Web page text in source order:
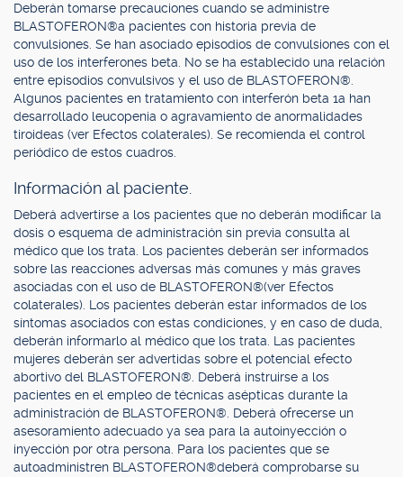
Deberán tomarse precauciones cuando se administre
BLASTOFERON®a pacientes con historia previa de
convulsiones. Se han asociado episodios de convulsiones con el
uso de los interferones beta. No se ha establecido una relación
entre episodios convulsivos y el uso de BLASTOFERON®.
Algunos pacientes en tratamiento con interferón beta 1a han
desarrollado leucopenia o agravamiento de anormalidades
tiroideas (ver Efectos colaterales). Se recomienda el control
periódico de estos cuadros.
Información al paciente.
Deberá advertirse a los pacientes que no deberán modificar la
dosis o esquema de administración sin previa consulta al
médico que los trata. Los pacientes deberán ser informados
sobre las reacciones adversas más comunes y más graves
asociadas con el uso de BLASTOFERON®(ver Efectos
colaterales). Los pacientes deberán estar informados de los
síntomas asociados con estas condiciones, y en caso de duda,
deberán informarlo al médico que los trata. Las pacientes
mujeres deberán ser advertidas sobre el potencial efecto
abortivo del BLASTOFERON®. Deberá instruirse a los
pacientes en el empleo de técnicas asépticas durante la
administración de BLASTOFERON®. Deberá ofrecerse un
asesoramiento adecuado ya sea para la autoinyección o
inyección por otra persona. Para los pacientes que se
autoadministren BLASTOFERON®deberá comprobarse su